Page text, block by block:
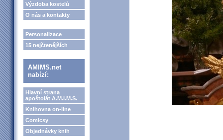
Výzdoba kostelů
O nás a kontakty
Personalizace
15 nejčtenějších
AMIMS.net
nabízí:
Hlavní strana
apoštolát A.M.I.M.S.
Knihovna on-line
Comicsy
Objednávky knih